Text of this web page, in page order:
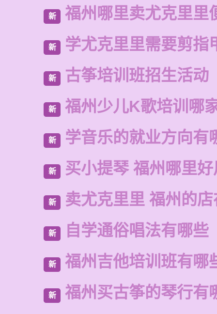
新 福州哪里卖尤克里里
新 学尤克里里需要剪指
新 古筝培训班招生活动
新 福州少儿K歌培训哪
新 学音乐的就业方向有
新 买小提琴 福州哪里好
新 卖尤克里里 福州的
新 自学通俗唱法有哪些
新 福州吉他培训班有哪
新 福州买古筝的琴行有